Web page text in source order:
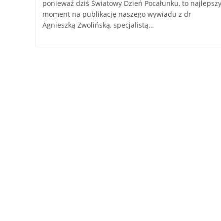
ponieważ dziś Światowy Dzień Pocałunku, to najlepszy
moment na publikację naszego wywiadu z dr
Agnieszką Zwolińską, specjalistą…